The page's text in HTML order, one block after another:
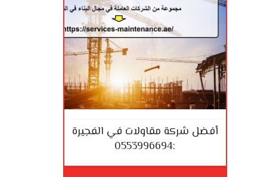
أفضل شركة مقاولات في الفجيرة
:0553996694